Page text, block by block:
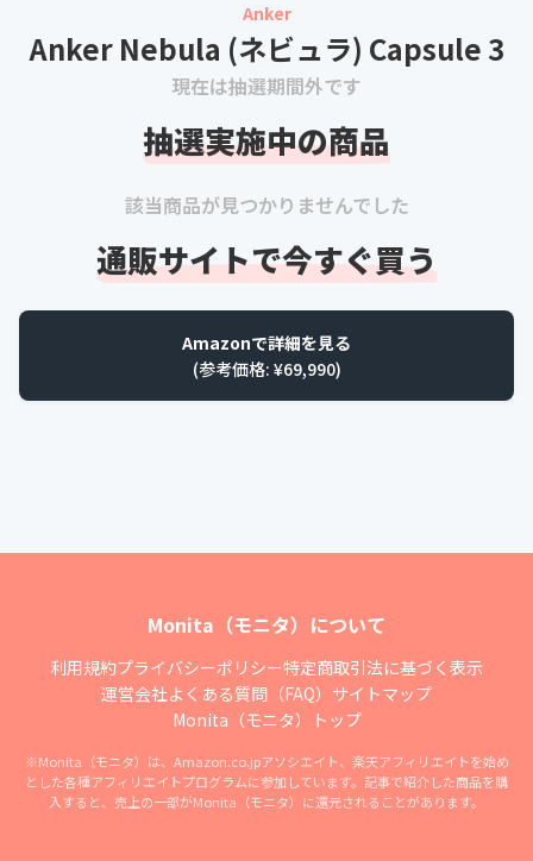
Anker
Anker Nebula (ネビュラ) Capsule 3
現在は抽選期間外です
抽選実施中の商品
該当商品が見つかりませんでした
通販サイトで今すぐ買う
Amazonで詳細を見る
(参考価格: ¥69,990)
Monita（モニタ）について
利用規約プライバシーポリシー特定商取引法に基づく表示
運営会社よくある質問（FAQ） サイトマップ
Monita（モニタ）トップ
※Monita（モニタ）は、Amazon.co.jpアソシエイト、楽天アフィリエイトを始め
とした各種アフィリエイトプログラムに参加しています。記事で紹介した商品を購
入すると、売上の一部がMonita（モニタ）に還元されることがあります。